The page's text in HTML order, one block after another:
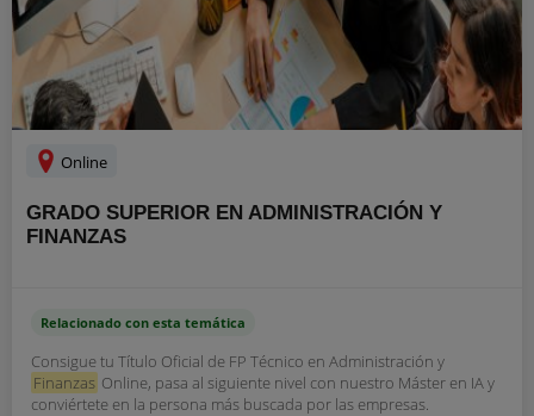
Online
GRADO SUPERIOR EN ADMINISTRACIÓN Y
FINANZAS
Relacionado con esta temática
Consigue tu Título Oficial de FP Técnico en Administración y
Finanzas Online, pasa al siguiente nivel con nuestro Máster en IA y
conviértete en la persona más buscada por las empresas.